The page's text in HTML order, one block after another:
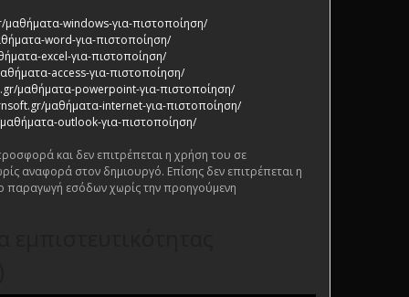
windows-για-πιστοποίηση/
word-για-πιστοποίηση/
excel-για-πιστοποίηση/
access-για-πιστοποίηση/
μαθήματα-powerpoint-για-πιστοποίηση/
μαθήματα-internet-για-πιστοποίηση/
outlook-για-πιστοποίηση/
και δεν επιτρέπεται η χρήση του σε
αναφορά στον δημιουργό. Επίσης δεν επιτρέπεται η
εσόδων χωρίς την προηγούμενη